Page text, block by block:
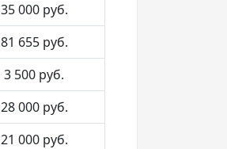
35 000 руб.
81 655 руб.
3 500 руб.
28 000 руб.
21 000 руб.